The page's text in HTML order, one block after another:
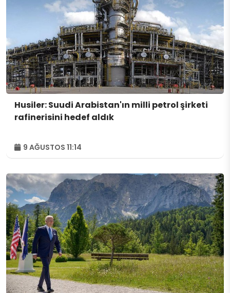
Husiler: Suudi Arabistan'ın milli petrol şirketi
rafinerisini hedef aldık
9 AĞUSTOS 11:14